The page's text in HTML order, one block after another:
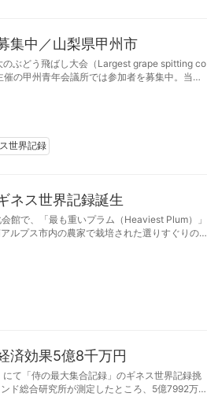
集中／山梨県甲州市
ぶどう飛ばし大会（Largest grape spitting co
の甲州青年会議所では参加者を募集中。当日
世界記録
ネス世界記録誕生
館で、「最も重いプラム（Heaviest Plum）」
ルプス市内の農家で栽培された選りすぐりの
済効果5億8千万円
て「侍の最大集合記録」のギネス世界記録挑
ド総合研究所が測定したところ、5億7992万